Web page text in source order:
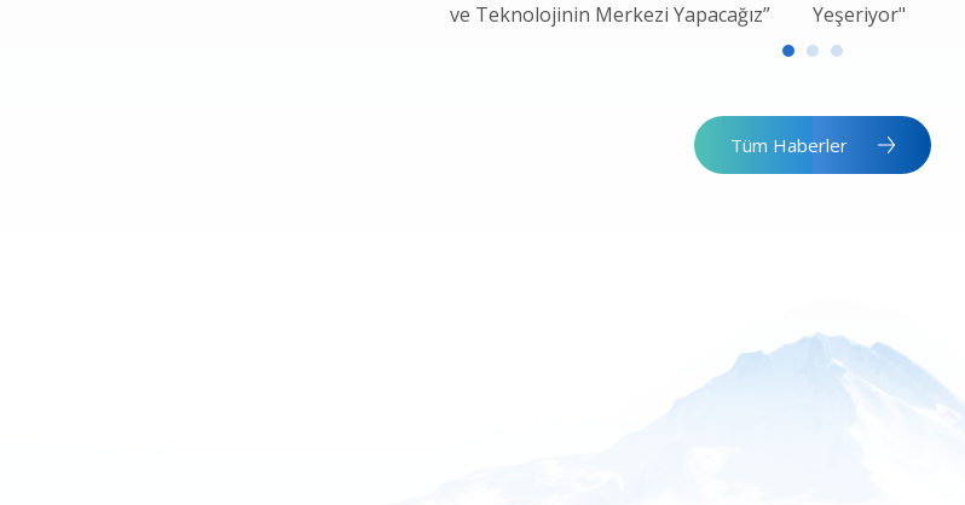
ve Teknolojinin Merkezi Yapacağız”
Yeşeriyor"
Tüm Haberler